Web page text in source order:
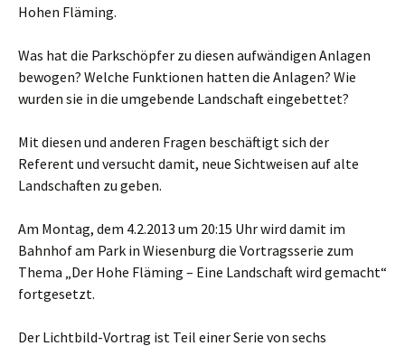
Hohen Fläming.
Was hat die Parkschöpfer zu diesen aufwändigen Anlagen
bewogen? Welche Funktionen hatten die Anlagen? Wie
wurden sie in die umgebende Landschaft eingebettet?
Mit diesen und anderen Fragen beschäftigt sich der
Referent und versucht damit, neue Sichtweisen auf alte
Landschaften zu geben.
Am Montag, dem 4.2.2013 um 20:15 Uhr wird damit im
Bahnhof am Park in Wiesenburg die Vortragsserie zum
Thema „Der Hohe Fläming – Eine Landschaft wird gemacht“
fortgesetzt.
Der Lichtbild-Vortrag ist Teil einer Serie von sechs